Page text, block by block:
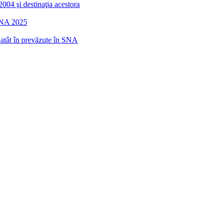
şi destinaţia acestora
2025
în prevăzute în SNA